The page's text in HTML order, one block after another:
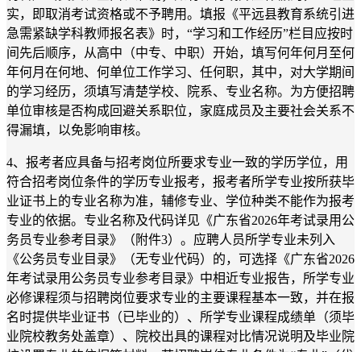
实，即取消考试资格或不予聘用。填报《平远县教育系统引进
急需紧缺学科教师报名表》时，“学习和工作经历”栏目应按时
间先后顺序，从高中（中专、中职）开始，填写何年何月至何
年何月在何地、何单位工作学习、任何职，其中，对大学期间
的学习经历，须填写清楚学校、院系、专业名称。为方便招聘
单位审核是否构成回避关系职位，家庭成员及主要社会关系不
得漏填，以免影响审核。
4、报考者应具备与招考岗位所要求专业一致的学历学位，用
符合招考岗位条件的学历专业报考，报考者所学专业按所获毕
业证书上的专业名称为准，辅修专业、学位种类不能作为报考
专业的依据。专业名称及代码详见《广东省2026年考试录用公
务员专业参考目录》（附件3）。应聘人员所学专业未列入
《公务员专业目录》（无专业代码）的，可选择《广东省2026
年考试录用公务员专业参考目录》中相近专业报告，所学专业
必修课程须与招聘岗位要求专业的主要课程基本一致，并在报
名时提供毕业证书（已毕业的）、所学专业课程成绩单（须毕
业院校教务处盖章）、院校出具的课程对比情况说明及毕业院